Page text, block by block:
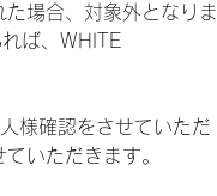
場合、対象外となりま
ば、WHITE
様確認をさせていただ
いただきます。